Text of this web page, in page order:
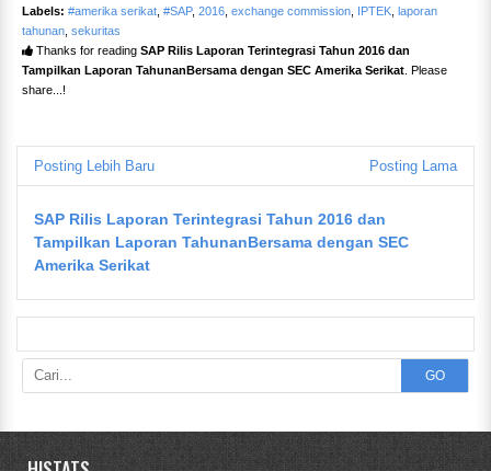
Labels: #amerika serikat #SAP, 2016 exchange commission IPTEK laporan
tahunan sekuritas
Thanks for reading SAP Rilis Laporan Terintegrasi Tahun 2016 dan
Tampilkan Laporan TahunanBersama dengan SEC Amerika Serikat . Please
share...!
Posting Lebih Baru Posting Lama
SAP Rilis Laporan Terintegrasi Tahun 2016 dan
Tampilkan Laporan TahunanBersama dengan SEC
Amerika Serikat
GO